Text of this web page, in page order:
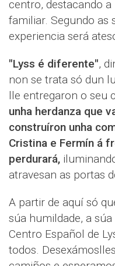
centro, destacando
familiar. Segundo as
experiencia será
"Lyss é diferente",
non se trata só dun
lle entregaron o seu
unha herdanza que
construíron unha
Cristina e Fermín á
perdurará,
atravesan as portas
A partir de aquí só
súa humildade, a
Centro Español de
todos.